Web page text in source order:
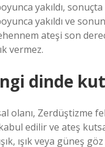
yakıldı, sonuçta
yakıldı ve
ateşi son
vermez.
dinde
olanı, Zerdüştizme
edilir ve ateş
ışık veya güneş